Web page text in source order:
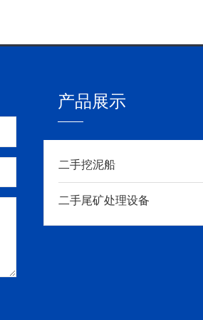
产品展示
二手挖泥船
二手尾矿处理设备